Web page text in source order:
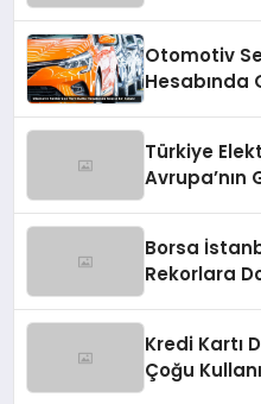
Otomotiv
Hesabında
Türkiye
Avrupa’nın
Borsa
Rekorlara
Kredi Kartı
Çoğu